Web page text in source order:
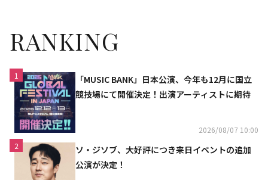
RANKING
1
「MUSIC BANK」日本公演、今年も12月に国立
競技場にて開催決定！出演アーティストに期待
2026/08/07 10:00
2
ソ・ジソブ、大好評につき来日イベントの追加
公演が決定！